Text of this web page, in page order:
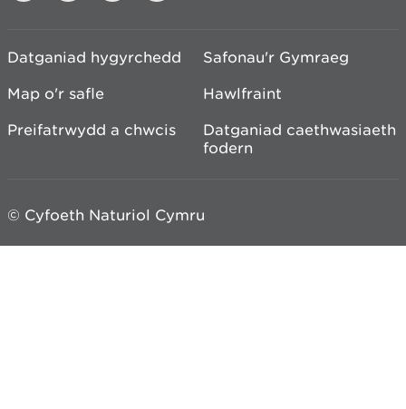
Datganiad hygyrchedd
Safonau'r Gymraeg
Map o'r safle
Hawlfraint
Preifatrwydd a chwcis
Datganiad caethwasiaeth
fodern
© Cyfoeth Naturiol Cymru